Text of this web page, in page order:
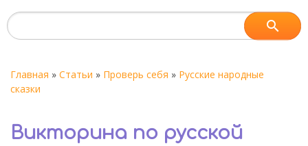
Главная » Статьи » Проверь себя » Русские народные
сказки
Викторина по русской